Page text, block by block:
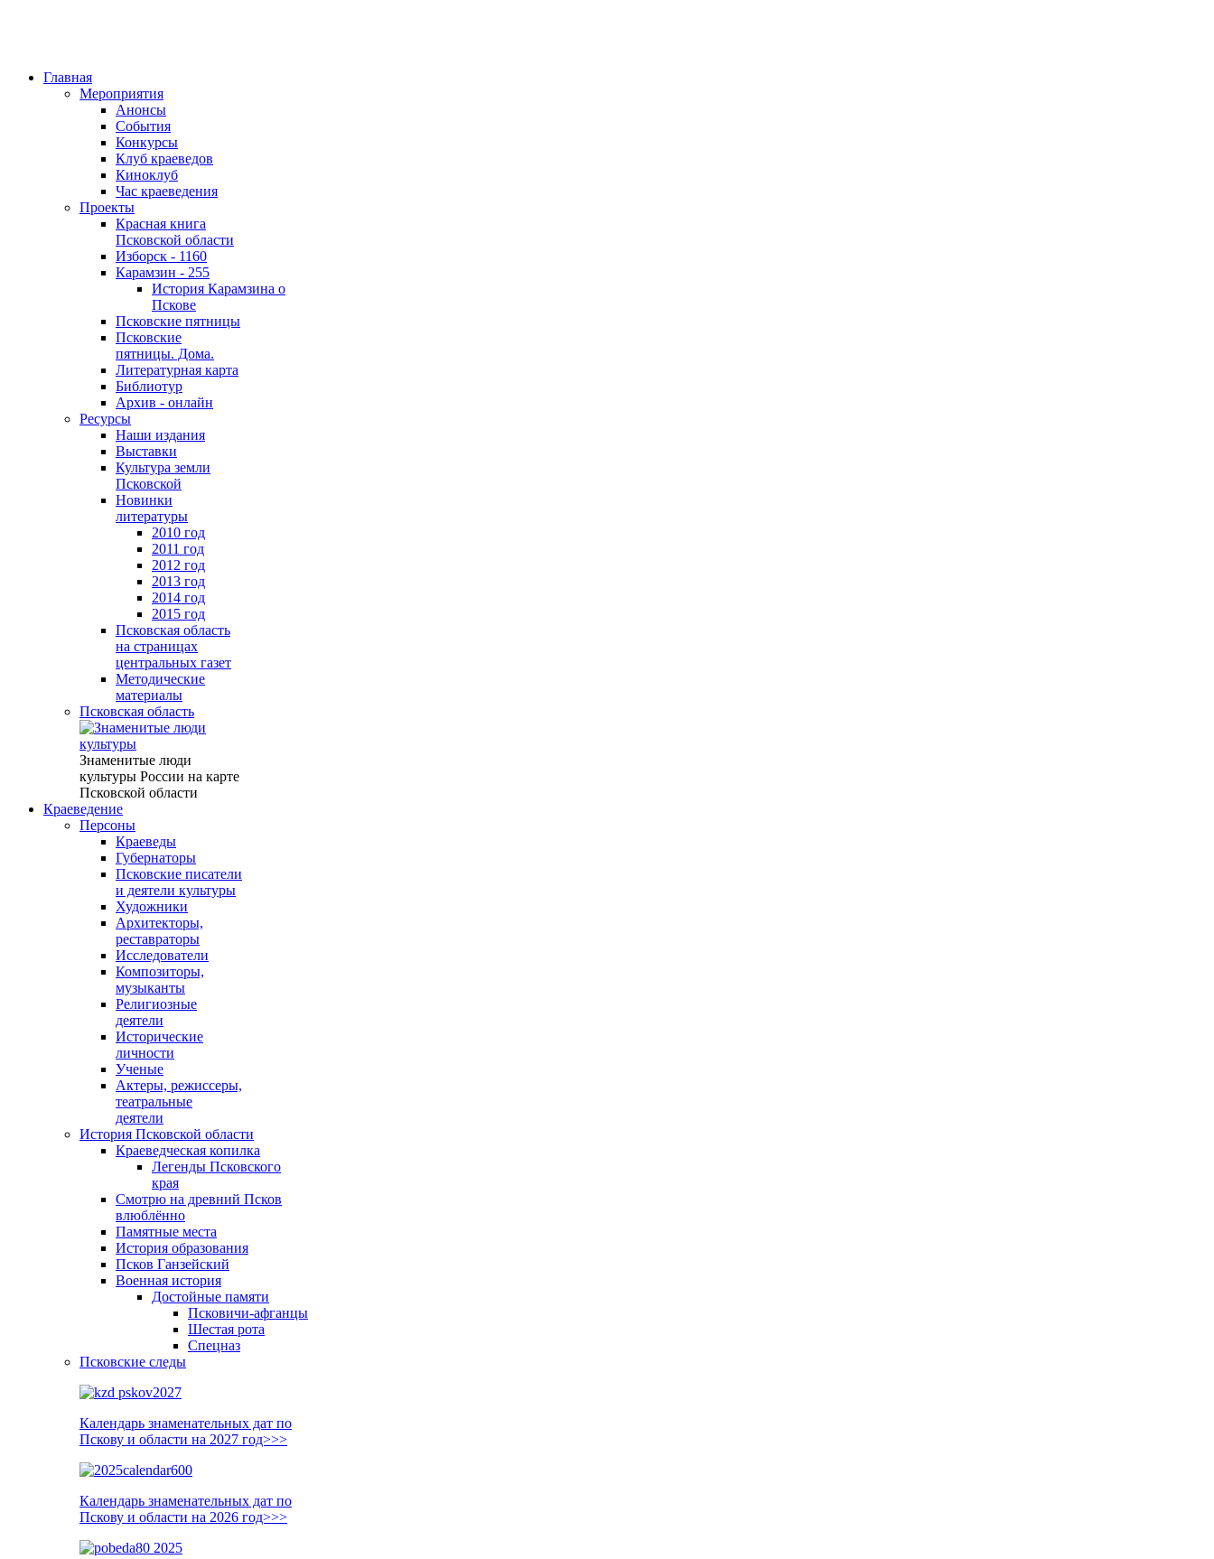
Главная
Мероприятия
Анонсы
События
Конкурсы
Клуб краеведов
Киноклуб
Час краеведения
Проекты
Красная книга
Псковской области
Изборск - 1160
Карамзин - 255
История Карамзина о
Пскове
Псковские пятницы
Псковские
пятницы. Дома.
Литературная карта
Библиотур
Архив - онлайн
Ресурсы
Наши издания
Выставки
Культура земли
Псковской
Новинки
литературы
2010 год
2011 год
2012 год
2013 год
2014 год
2015 год
Псковская область
на страницах
центральных газет
Методические
материалы
Псковская область
Знаменитые люди
культуры России на карте
Псковской области
Краеведение
Персоны
Краеведы
Губернаторы
Псковские писатели
и деятели культуры
Художники
Архитекторы,
реставраторы
Исследователи
Композиторы,
музыканты
Религиозные
деятели
Исторические
личности
Ученые
Актеры, режиссеры,
театральные
деятели
История Псковской области
Краеведческая копилка
Легенды Псковского
края
Смотрю на древний Псков
влюблённо
Памятные места
История образования
Псков Ганзейский
Военная история
Достойные памяти
Псковичи-афганцы
Шестая рота
Спецназ
Псковские следы
Календарь знаменательных дат по
Пскову и области на 2027 год>>>
Календарь знаменательных дат по
Пскову и области на 2026 год>>>